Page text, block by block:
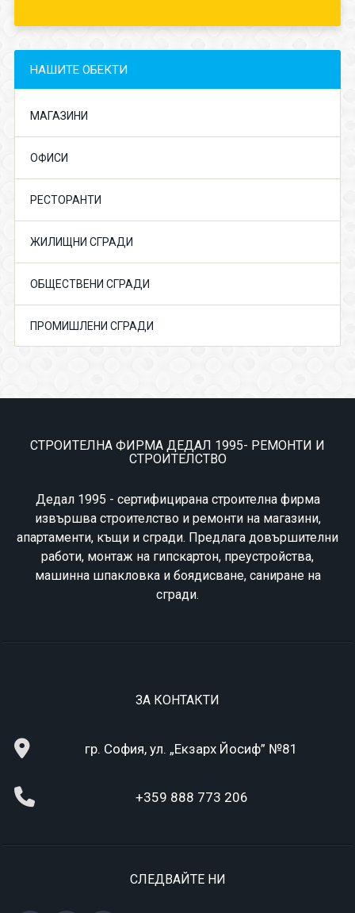
НАШИТЕ ОБЕКТИ
МАГАЗИНИ
ОФИСИ
РЕСТОРАНТИ
ЖИЛИЩНИ СГРАДИ
ОБЩЕСТВЕНИ СГРАДИ
ПРОМИШЛЕНИ СГРАДИ
СТРОИТЕЛНА ФИРМА ДЕДАЛ 1995- РЕМОНТИ И
СТРОИТЕЛСТВО
Дедал 1995 - сертифицирана строителна фирма
извършва строителство и ремонти на магазини,
апартаменти, къщи и сгради. Предлага довършителни
работи, монтаж на гипскартон, преустройства,
машинна шпакловка и боядисване, саниране на
сгради.
ЗА КОНТАКТИ
гр. София, ул. „Екзарх Йосиф” №81
+359 888 773 206
СЛЕДВАЙТЕ НИ